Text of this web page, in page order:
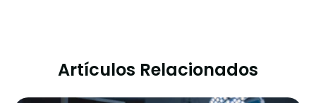
Artículos Relacionados